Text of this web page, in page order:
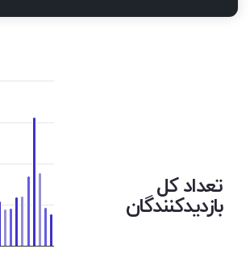
تعداد کل
بازدیدکنندگان